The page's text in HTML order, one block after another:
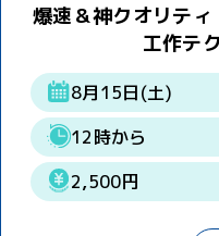
爆速＆神クオリテ
工作テク
8月15日(土)
12時から
2,500円